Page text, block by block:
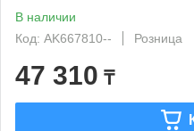
В наличии
Код: AK667810--
Розница
47 310 ₸